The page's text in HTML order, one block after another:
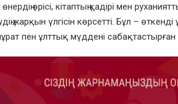
өрісі, кітаптың қадірі мен
жарқын үлгісін көрсетті. Бұл –
мұрат пен ұлттық мүддені